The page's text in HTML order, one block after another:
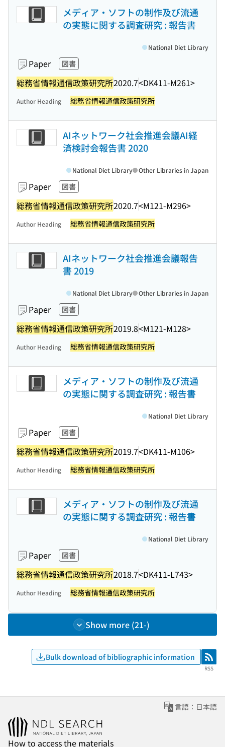
メディア・ソフトの制作及び流通
の実態に関する調査研究 : 報告書
Paper 図書
総務省情報通信政策研究所2020.7<DK411-M261>
National Diet Library
Author Heading 総務省情報通信政策研究所
AIネットワーク社会推進会議AI経
済検討会報告書 2020
Paper 図書
総務省情報通信政策研究所2020.7<M121-M296>
National Diet Library Other Libraries in Japan
Author Heading 総務省情報通信政策研究所
AIネットワーク社会推進会議報告
書 2019
Paper 図書
総務省情報通信政策研究所2019.8<M121-M128>
National Diet Library Other Libraries in Japan
Author Heading 総務省情報通信政策研究所
メディア・ソフトの制作及び流通
の実態に関する調査研究 : 報告書
Paper 図書
総務省情報通信政策研究所2019.7<DK411-M106>
National Diet Library
Author Heading 総務省情報通信政策研究所
メディア・ソフトの制作及び流通
の実態に関する調査研究 : 報告書
Paper 図書
総務省情報通信政策研究所2018.7<DK411-L743>
National Diet Library
Author Heading 総務省情報通信政策研究所
Show more (21-)
Bulk download of bibliographic information RSS
RSS
言語：日本語
How to access the materials